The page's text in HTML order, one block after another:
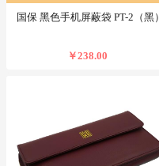
国保 黑色手机屏蔽袋 PT-2（黑）
￥238.00